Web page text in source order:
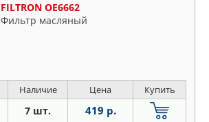
FILTRON OE6662
Фильтр масляный
Наличие Цена Купить
7 шт. 419 р.